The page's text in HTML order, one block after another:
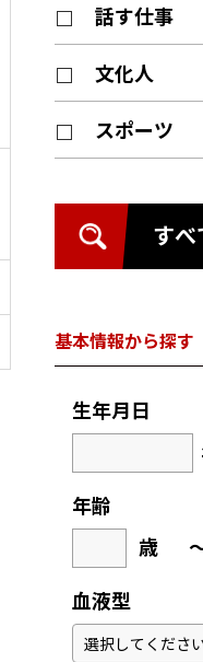
話す仕事
文化人
スポーツ
す
基本情報から探す
生年月日
年齢
歳
血液型